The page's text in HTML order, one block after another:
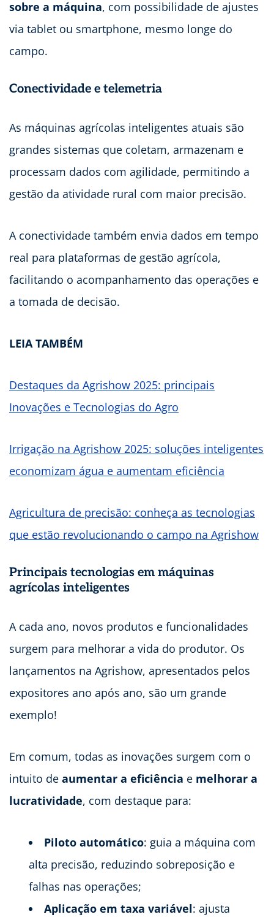
sobre a máquina, com possibilidade de ajustes
via tablet ou smartphone, mesmo longe do
campo.
Conectividade e telemetria
As máquinas agrícolas inteligentes atuais são
grandes sistemas que coletam, armazenam e
processam dados com agilidade, permitindo a
gestão da atividade rural com maior precisão.
A conectividade também envia dados em tempo
real para plataformas de gestão agrícola,
facilitando o acompanhamento das operações e
a tomada de decisão.
LEIA TAMBÉM
Destaques da Agrishow 2025: principais
Inovações e Tecnologias do Agro
Irrigação na Agrishow 2025: soluções inteligentes
economizam água e aumentam eficiência
Agricultura de precisão: conheça as tecnologias
que estão revolucionando o campo na Agrishow
Principais tecnologias em máquinas
agrícolas inteligentes
A cada ano, novos produtos e funcionalidades
surgem para melhorar a vida do produtor. Os
lançamentos na Agrishow, apresentados pelos
expositores ano após ano, são um grande
exemplo!
Em comum, todas as inovações surgem com o
intuito de aumentar a eficiência e melhorar a
lucratividade, com destaque para:
Piloto automático: guia a máquina com
alta precisão, reduzindo sobreposição e
falhas nas operações;
Aplicação em taxa variável: ajusta